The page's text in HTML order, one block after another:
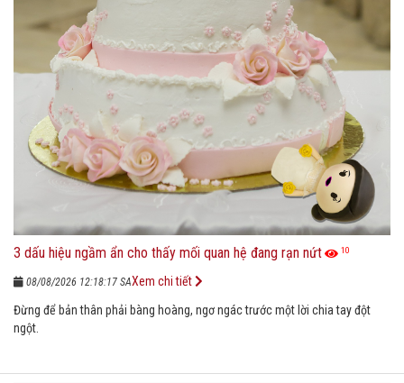
3 dấu hiệu ngầm ẩn cho thấy mối quan hệ đang rạn nứt 10
08/08/2026 12:18:17 SA
Đừng để bản thân phải bàng hoàng, ngơ ngác trước một lời chia tay đột
ngột.
Xem chi tiết